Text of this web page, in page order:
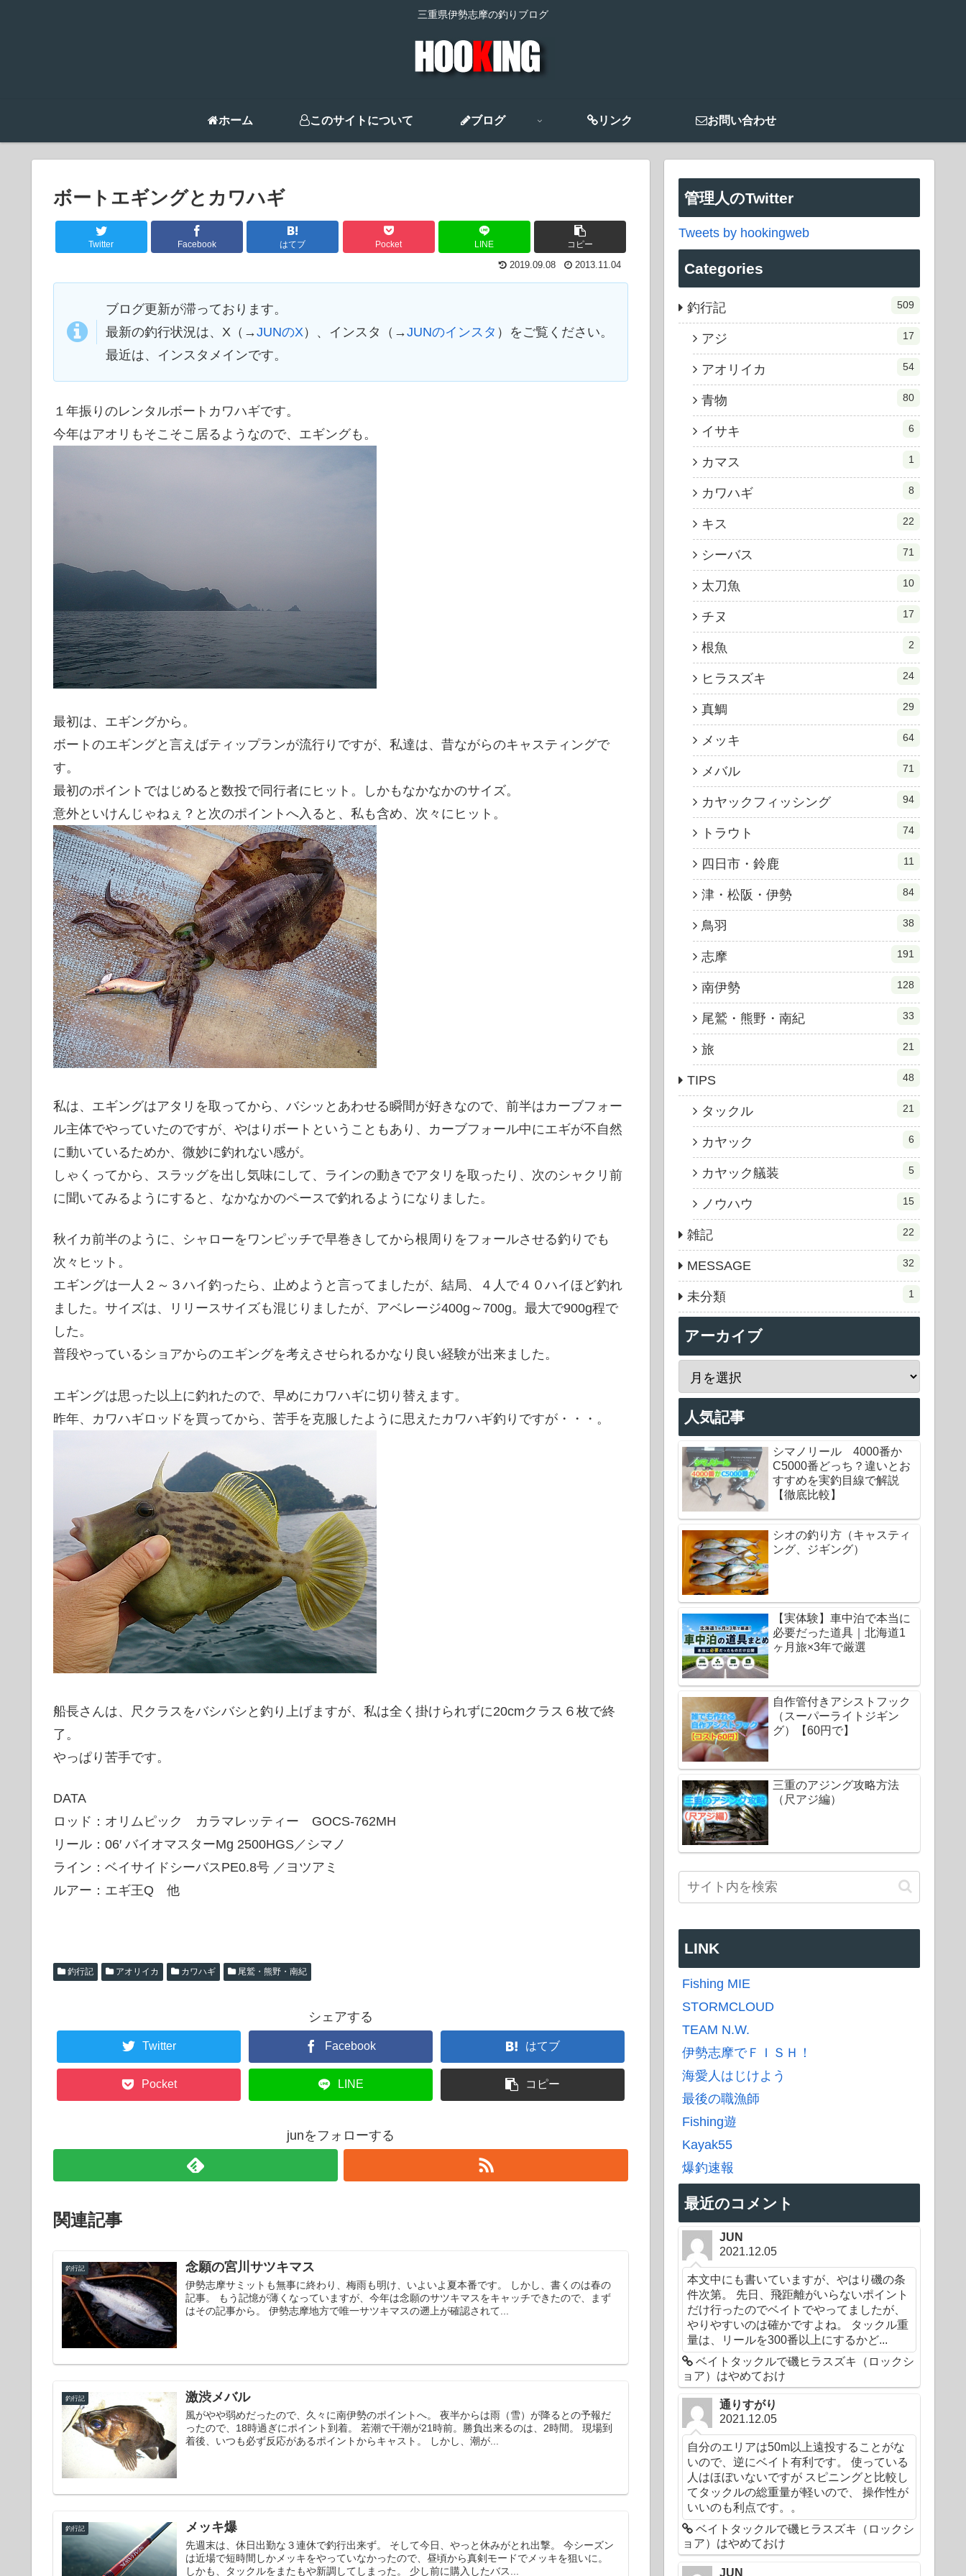
三重県伊勢志摩の釣りブログ
ホーム このサイトについて ブログ リンク お問い合わせ
ボートエギングとカワハギ
Twitter Facebook はてブ Pocket LINE コピー
2019.09.08 2013.11.04
ブログ更新が滞っております。
最新の釣行状況は、X（→JUNのX ）、インスタ（→JUNのインスタ ）をご覧ください。
最近は、インスタメインです。
１年振りのレンタルボートカワハギです。
今年はアオリもそこそこ居るようなので、エギングも。
最初は、エギングから。
ボートのエギングと言えばティップランが流行りですが、私達は、昔ながらのキャスティングで
す。
最初のポイントではじめると数投で同行者にヒット。しかもなかなかのサイズ。
意外といけんじゃねぇ？と次のポイントへ入ると、私も含め、次々にヒット。
私は、エギングはアタリを取ってから、バシッとあわせる瞬間が好きなので、前半はカーブフォー
ル主体でやっていたのですが、やはりボートということもあり、カーブフォール中にエギが不自然
に動いているためか、微妙に釣れない感が。
しゃくってから、スラッグを出し気味にして、ラインの動きでアタリを取ったり、次のシャクリ前
に聞いてみるようにすると、なかなかのペースで釣れるようになりました。
秋イカ前半のように、シャローをワンピッチで早巻きしてから根周りをフォールさせる釣りでも
次々ヒット。
エギングは一人２～３ハイ釣ったら、止めようと言ってましたが、結局、４人で４０ハイほど釣れ
ました。サイズは、リリースサイズも混じりましたが、アベレージ400g～700g。最大で900g程で
した。
普段やっているショアからのエギングを考えさせられるかなり良い経験が出来ました。
エギングは思った以上に釣れたので、早めにカワハギに切り替えます。
昨年、カワハギロッドを買ってから、苦手を克服したように思えたカワハギ釣りですが・・・。
船長さんは、尺クラスをバシバシと釣り上げますが、私は全く掛けられずに20cmクラス６枚で終
了。
やっぱり苦手です。
DATA
ロッド：オリムピック カラマレッティー GOCS-762MH
リール：06′ バイオマスターMg 2500HGS／シマノ
ライン：ベイサイドシーバスPE0.8号 ／ヨツアミ
ルアー：エギ王Q 他
釣行記 アオリイカ カワハギ 尾鷲・熊野・南紀
シェアする
Twitter Facebook はてブ
Pocket LINE コピー
junをフォローする
関連記事
釣行記 念願の宮川サツキマス
伊勢志摩サミットも無事に終わり、梅雨も明け、いよいよ夏本番です。 しかし、書くのは春の
記事。 もう記憶が薄くなっていますが、今年は念願のサツキマスをキャッチできたので、まず
はその記事から。 伊勢志摩地方で唯一サツキマスの遡上が確認されて...
釣行記 激渋メバル
風がやや弱めだったので、久々に南伊勢のポイントへ。 夜半からは雨（雪）が降るとの予報だ
ったので、18時過ぎにポイント到着。 若潮で干潮が21時前。勝負出来るのは、2時間。 現場到
着後、いつも必ず反応があるポイントからキャスト。 しかし、潮が...
釣行記 メッキ爆
先週末は、休日出勤な３連休で釣行出来ず。 そして今日、やっと休みがとれ出撃。 今シーズン
は近場で短時間しかメッキをやっていなかったので、昼頃から真剣モードでメッキを狙いに。
しかも、タックルをまたもや新調してしまった。 少し前に購入したバス...
管理人のTwitter
Tweets by hookingweb
Categories
釣行記 509
アジ 17
アオリイカ 54
青物 80
イサキ 6
カマス 1
カワハギ 8
キス 22
シーバス 71
太刀魚 10
チヌ 17
根魚 2
ヒラスズキ 24
真鯛 29
メッキ 64
メバル 71
カヤックフィッシング 94
トラウト 74
四日市・鈴鹿 11
津・松阪・伊勢 84
鳥羽 38
志摩 191
南伊勢 128
尾鷲・熊野・南紀 33
旅 21
TIPS 48
タックル 21
カヤック 6
カヤック艤装 5
ノウハウ 15
雑記 22
MESSAGE 32
未分類 1
アーカイブ
人気記事
シマノリール 4000番か
C5000番どっち？違いとお
すすめを実釣目線で解説
【徹底比較】
シオの釣り方（キャスティ
ング、ジギング）
【実体験】車中泊で本当に
必要だった道具｜北海道1
ヶ月旅×3年で厳選
自作管付きアシストフック
（スーパーライトジギン
グ）【60円で】
三重のアジング攻略方法
（尺アジ編）
LINK
Fishing MIE
STORMCLOUD
TEAM N.W.
伊勢志摩でＦＩＳＨ！
海愛人はじけよう
最後の職漁師
Fishing遊
Kayak55
爆釣速報
最近のコメント
JUN
2021.12.05
本文中にも書いていますが、やはり磯の条
件次第。 先日、飛距離がいらないポイント
だけ行ったのでベイトでやってましたが、
やりやすいのは確かですよね。 タックル重
量は、リールを300番以上にするかど...
ベイトタックルで磯ヒラスズキ（ロックシ
ョア）はやめておけ
通りすがり
2021.12.05
自分のエリアは50m以上遠投することがな
いので、逆にベイト有利です。 使っている
人はほぼいないですが スピニングと比較し
てタックルの総重量が軽いので、 操作性が
いいのも利点です。。
ベイトタックルで磯ヒラスズキ（ロックシ
ョア）はやめておけ
JUN